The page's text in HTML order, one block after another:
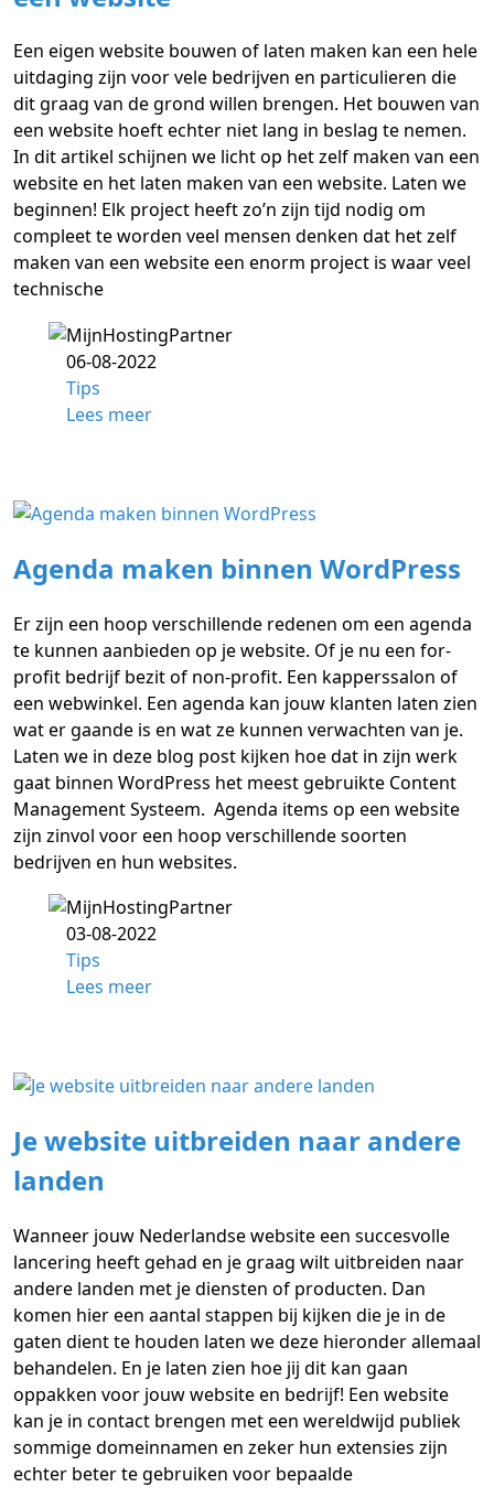
Een eigen website bouwen of laten maken kan een hele
uitdaging zijn voor vele bedrijven en particulieren die
dit graag van de grond willen brengen. Het bouwen van
een website hoeft echter niet lang in beslag te nemen.
In dit artikel schijnen we licht op het zelf maken van een
website en het laten maken van een website. Laten we
beginnen! Elk project heeft zo’n zijn tijd nodig om
compleet te worden veel mensen denken dat het zelf
maken van een website een enorm project is waar veel
technische
06-08-2022
Tips
Lees meer
Agenda maken binnen WordPress
Er zijn een hoop verschillende redenen om een agenda
te kunnen aanbieden op je website. Of je nu een for-
profit bedrijf bezit of non-profit. Een kapperssalon of
een webwinkel. Een agenda kan jouw klanten laten zien
wat er gaande is en wat ze kunnen verwachten van je.
Laten we in deze blog post kijken hoe dat in zijn werk
gaat binnen WordPress het meest gebruikte Content
Management Systeem. Agenda items op een website
zijn zinvol voor een hoop verschillende soorten
bedrijven en hun websites.
03-08-2022
Tips
Lees meer
Je website uitbreiden naar andere
landen
Wanneer jouw Nederlandse website een succesvolle
lancering heeft gehad en je graag wilt uitbreiden naar
andere landen met je diensten of producten. Dan
komen hier een aantal stappen bij kijken die je in de
gaten dient te houden laten we deze hieronder allemaal
behandelen. En je laten zien hoe jij dit kan gaan
oppakken voor jouw website en bedrijf! Een website
kan je in contact brengen met een wereldwijd publiek
sommige domeinnamen en zeker hun extensies zijn
echter beter te gebruiken voor bepaalde